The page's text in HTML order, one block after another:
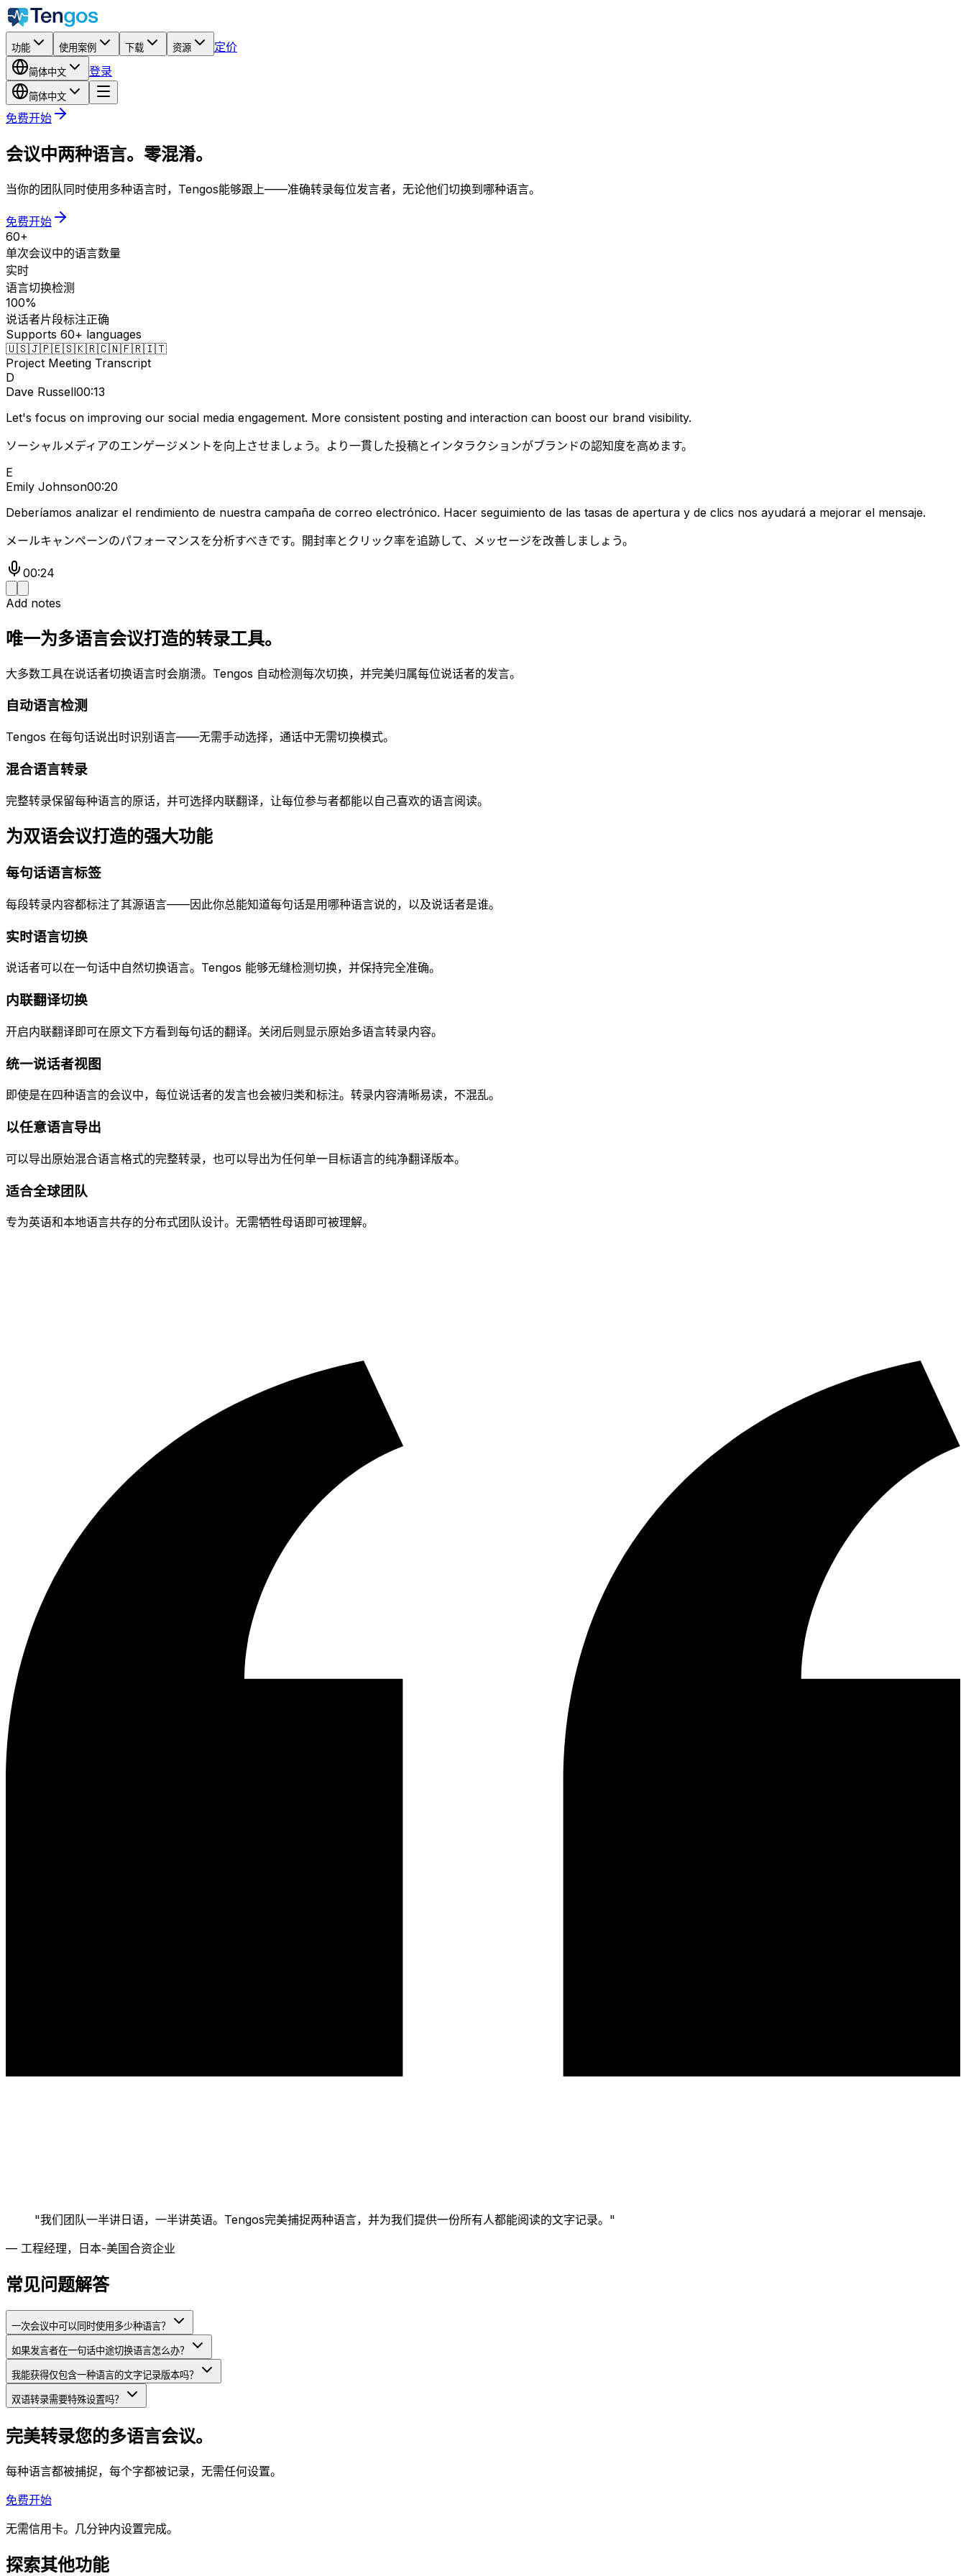
功能 使用案例 下载 资源 定价
简体中文 登录
简体中文
免费开始
会议中两种语言。零混淆。
当你的团队同时使用多种语言时，Tengos能够跟上——准确转录每位发言者，无论他们切换到哪种语言。
免费开始
60+
单次会议中的语言数量
实时
语言切换检测
100%
说话者片段标注正确
Supports 60+ languages
🇺🇸🇯🇵🇪🇸🇰🇷🇨🇳🇫🇷🇮🇹
Project Meeting Transcript
D
Dave Russell00:13
Let's focus on improving our social media engagement. More consistent posting and interaction can boost our brand visibility.
ソーシャルメディアのエンゲージメントを向上させましょう。より一貫した投稿とインタラクションがブランドの認知度を高めます。
E
Emily Johnson00:20
Deberíamos analizar el rendimiento de nuestra campaña de correo electrónico. Hacer seguimiento de las tasas de apertura y de clics nos ayudará a mejorar el mensaje.
メールキャンペーンのパフォーマンスを分析すべきです。開封率とクリック率を追跡して、メッセージを改善しましょう。
00:24
Add notes
唯一为多语言会议打造的转录工具。
大多数工具在说话者切换语言时会崩溃。Tengos 自动检测每次切换，并完美归属每位说话者的发言。
自动语言检测
Tengos 在每句话说出时识别语言——无需手动选择，通话中无需切换模式。
混合语言转录
完整转录保留每种语言的原话，并可选择内联翻译，让每位参与者都能以自己喜欢的语言阅读。
为双语会议打造的强大功能
每句话语言标签
每段转录内容都标注了其源语言——因此你总能知道每句话是用哪种语言说的，以及说话者是谁。
实时语言切换
说话者可以在一句话中自然切换语言。Tengos 能够无缝检测切换，并保持完全准确。
内联翻译切换
开启内联翻译即可在原文下方看到每句话的翻译。关闭后则显示原始多语言转录内容。
统一说话者视图
即使是在四种语言的会议中，每位说话者的发言也会被归类和标注。转录内容清晰易读，不混乱。
以任意语言导出
可以导出原始混合语言格式的完整转录，也可以导出为任何单一目标语言的纯净翻译版本。
适合全球团队
专为英语和本地语言共存的分布式团队设计。无需牺牲母语即可被理解。
"我们团队一半讲日语，一半讲英语。Tengos完美捕捉两种语言，并为我们提供一份所有人都能阅读的文字记录。 "
— 工程经理，日本-美国合资企业
常见问题解答
一次会议中可以同时使用多少种语言？
如果发言者在一句话中途切换语言怎么办？
我能获得仅包含一种语言的文字记录版本吗？
双语转录需要特殊设置吗？
完美转录您的多语言会议。
每种语言都被捕捉，每个字都被记录，无需任何设置。
免费开始
无需信用卡。几分钟内设置完成。
探索其他功能